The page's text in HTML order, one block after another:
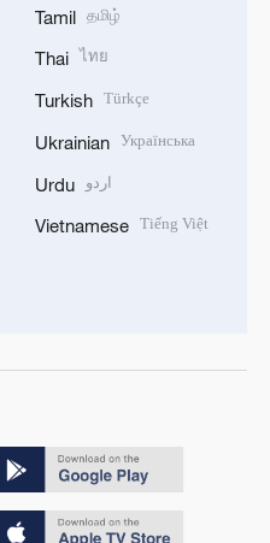
Tamil தமிழ்
Thai ไทย
Turkish Türkçe
Ukrainian Українська
Urdu اردو
Vietnamese Tiếng Việt